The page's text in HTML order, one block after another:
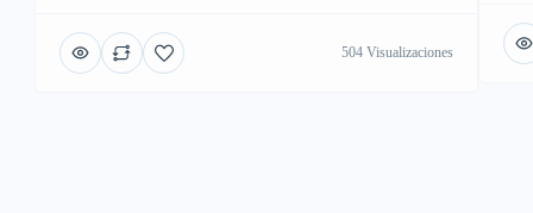
504 Visualizaciones